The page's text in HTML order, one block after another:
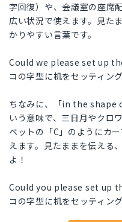
字回復）や、会議室の座席
広い状況で使えます。見た
かりやすい言葉です。
Could we please set up
コの字型に机をセッティン
ちなみに、「in the shape
いう意味で、三日月やクロ
ベットの「C」のようにカ
えます。見たままを伝える
よ！
Could you please set up
コの字型に机をセッティン